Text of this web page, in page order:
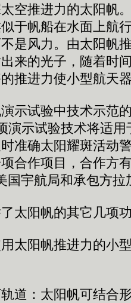
空推进力的太阳帆
于帆船在水面上航
是风力。由太阳帆
来的光子，随着时
推进力使小型航天
试验中技术示范
演示试验技术将适
准确太阳耀斑活动
合作项目，合作方
国宇航局和承包方拉
阳帆的其它几项
阳帆推进力的小
：太阳帆可结合